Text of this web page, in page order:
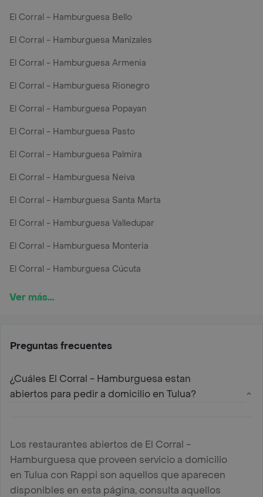
El Corral - Hamburguesa Bello
El Corral - Hamburguesa Manizales
El Corral - Hamburguesa Armenia
El Corral - Hamburguesa Rionegro
El Corral - Hamburguesa Popayan
El Corral - Hamburguesa Pasto
El Corral - Hamburguesa Palmira
El Corral - Hamburguesa Neiva
El Corral - Hamburguesa Santa Marta
El Corral - Hamburguesa Valledupar
El Corral - Hamburguesa Monteria
El Corral - Hamburguesa Cúcuta
Ver más...
Preguntas frecuentes
¿Cuáles El Corral - Hamburguesa estan
abiertos para pedir a domicilio en Tulua?
Los restaurantes abiertos de El Corral -
Hamburguesa que proveen servicio a domicilio
en Tulua con Rappi son aquellos que aparecen
disponibles en esta página, consulta aquellos